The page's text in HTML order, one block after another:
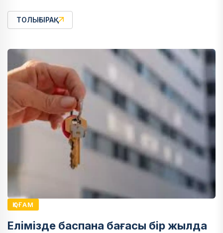
ТОЛЫҒЫРАҚ
ҚОҒАМ
Елімізде баспана бағасы бір жылда